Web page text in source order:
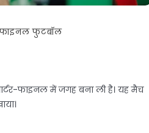
फाइनल फुटबॉल
फाइनल में जगह बना ली है। यह मैच